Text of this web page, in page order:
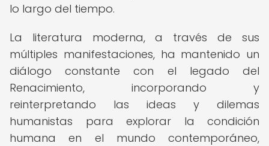
lo largo del tiempo.
La literatura moderna, a través de sus
múltiples manifestaciones, ha mantenido un
diálogo constante con el legado del
Renacimiento, incorporando y
reinterpretando las ideas y dilemas
humanistas para explorar la condición
humana en el mundo contemporáneo,